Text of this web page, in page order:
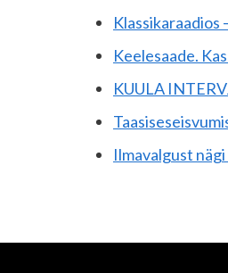
Klassikaraadios
Keelesaade.
KUULA
Ilmavalgust